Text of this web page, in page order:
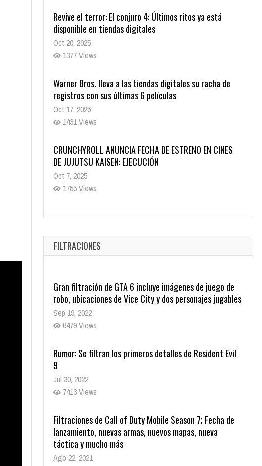
Warner Bros. lleva a las tiendas digitales su racha de
registros con sus últimas 6 películas
Oct 17, 2025
1431 Views
CRUNCHYROLL ANUNCIA FECHA DE ESTRENO EN CINES
DE JUJUTSU KAISEN: EJECUCIÓN
Oct 7, 2025
1755 Views
5 Películas de Terror Basadas en la Vida Real que te
Helarán la Sangre
Oct 22, 2025
1335 Views
Revive el terror: El conjuro 4: Últimos ritos ya está
Oct 20, 2025
1377 Views
FILTRACIONES
Gran filtración de GTA 6 incluye imágenes de juego de
robo, ubicaciones de Vice City y dos personajes jugables
Sep 19, 2022
6479 Views
Rumor: Se filtran los primeros detalles de Resident Evil
9
Jul 30, 2022
7413 Views
Filtraciones de Call of Duty Mobile Season 7; Fecha de
lanzamiento, nuevas armas, nuevos mapas, nueva
táctica y mucho más
Ago 22, 2021